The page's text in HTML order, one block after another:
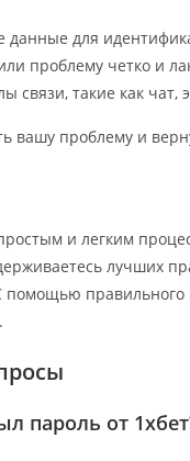
данные для
проблему четко и
связи, такие как
вашу проблему и
и легким
лучших
помощью
пароль от